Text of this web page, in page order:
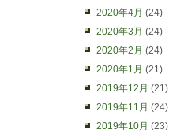
2020年4月 (24)
2020年3月 (24)
2020年2月 (24)
2020年1月 (21)
2019年12月 (21)
2019年11月 (24)
2019年10月 (23)